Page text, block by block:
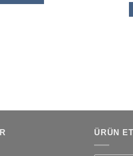
ÜRÜN